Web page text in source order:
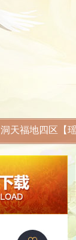
洞天福地四区【